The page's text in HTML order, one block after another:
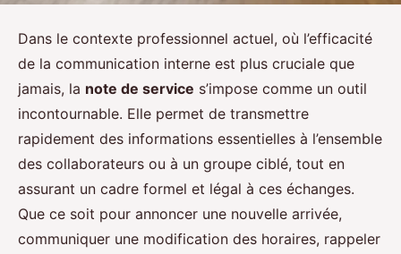
Dans le contexte professionnel actuel, où l’efficacité
de la communication interne est plus cruciale que
jamais, la note de service s’impose comme un outil
incontournable. Elle permet de transmettre
rapidement des informations essentielles à l’ensemble
des collaborateurs ou à un groupe ciblé, tout en
assurant un cadre formel et légal à ces échanges.
Que ce soit pour annoncer une nouvelle arrivée,
communiquer une modification des horaires, rappeler